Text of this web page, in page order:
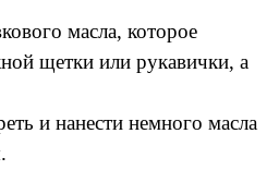
масла, которое
щетки или рукавички, а
и нанести немного масла